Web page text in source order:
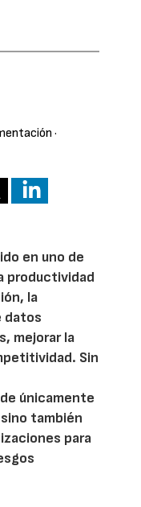
·
en uno de
productividad
la
datos
mejorar la
Sin
únicamente
también
para